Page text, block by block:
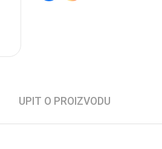
UPIT O PROIZVODU